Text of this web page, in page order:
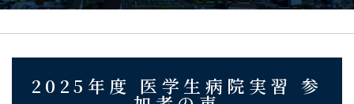
2025年度 医学生病院実習 参